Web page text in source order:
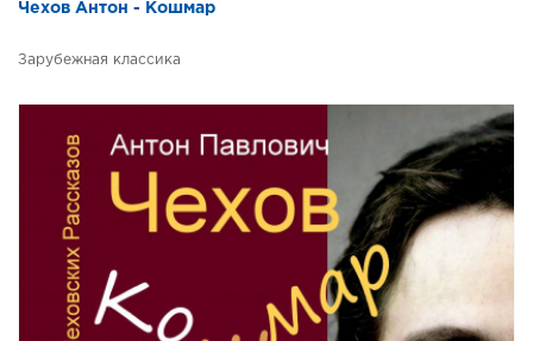
Чехов Антон - Кошмар
Зарубежная классика